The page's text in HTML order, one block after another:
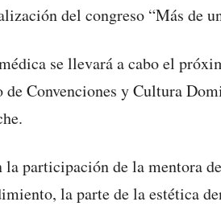
del congreso “Más de
se llevará a cabo el
Convenciones y Cultura
la participación de la mentora
la parte de la estética